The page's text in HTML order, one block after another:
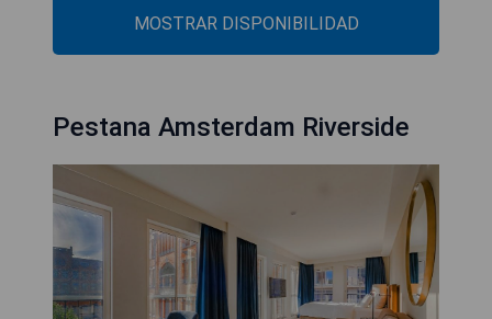
MOSTRAR DISPONIBILIDAD
Pestana Amsterdam Riverside